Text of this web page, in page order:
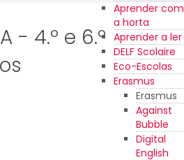
Aprender com
a horta
Aprender a ler
DELF Scolaire
Eco-Escolas
Erasmus
Erasmus
Against
Bubble
Digital
English
- 4.º e 6.º